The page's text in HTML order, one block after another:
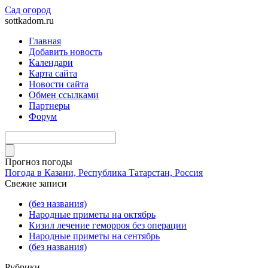
Сад огород
sottkadom.ru
Главная
Добавить новость
Календари
Карта сайта
Новости сайта
Обмен ссылками
Партнеры
Форум
Прогноз погоды
Погода в Казани, Республика Татарстан, Россия
Свежие записи
(без названия)
Народные приметы на октябрь
Кизил лечение геморроя без операции
Народные приметы на сентябрь
(без названия)